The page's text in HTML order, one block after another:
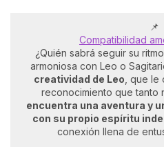
📌
Compatibilidad
¿Quién sabrá seguir su
armoniosa con Leo o
creatividad de Leo , que
reconocimiento que tanto
encuentra una aventura y
con su propio espíritu
conexión llena de